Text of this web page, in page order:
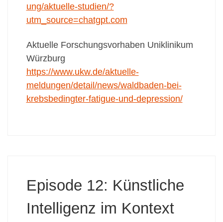
ung/aktuelle-studien/?
utm_source=chatgpt.com
Aktuelle Forschungsvorhaben Uniklinikum
Würzburg
https://www.ukw.de/aktuelle-
meldungen/detail/news/waldbaden-bei-
krebsbedingter-fatigue-und-depression/
Episode 12: Künstliche
Intelligenz im Kontext